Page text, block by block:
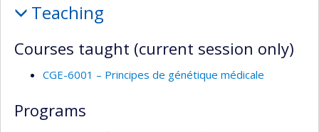
and
supervision
Teaching
Courses taught (current session only)
CGE-6001 – Principes de génétique médicale
Programs